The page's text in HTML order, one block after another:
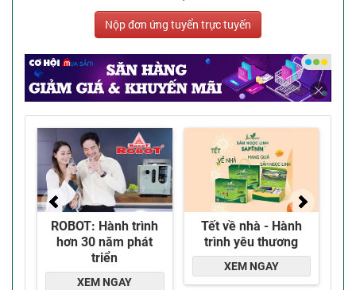
Nộp đơn ứng tuyển trực tuyến